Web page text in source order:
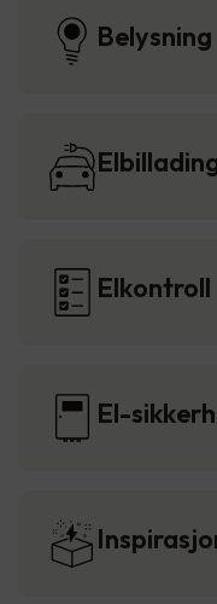
Belysning
Elkontroll
El-